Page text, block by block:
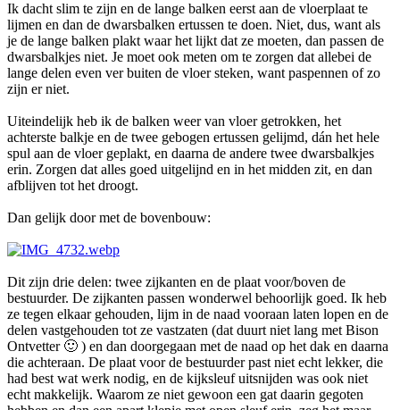
Ik dacht slim te zijn en de lange balken eerst aan de vloerplaat te
lijmen en dan de dwarsbalken ertussen te doen. Niet, dus, want als
je de lange balken plakt waar het lijkt dat ze moeten, dan passen de
dwarsbalkjes niet. Je moet ook meten om te zorgen dat allebei de
lange delen even ver buiten de vloer steken, want paspennen of zo
zijn er niet.
Uiteindelijk heb ik de balken weer van vloer getrokken, het
achterste balkje en de twee gebogen ertussen gelijmd, dán het hele
spul aan de vloer geplakt, en daarna de andere twee dwarsbalkjes
erin. Zorgen dat alles goed uitgelijnd en in het midden zit, en dan
afblijven tot het droogt.
Dan gelijk door met de bovenbouw:
Dit zijn drie delen: twee zijkanten en de plaat voor/boven de
bestuurder. De zijkanten passen wonderwel behoorlijk goed. Ik heb
ze tegen elkaar gehouden, lijm in de naad vooraan laten lopen en de
delen vastgehouden tot ze vastzaten (dat duurt niet lang met Bison
Ontvetter 🙂 ) en dan doorgegaan met de naad op het dak en daarna
die achteraan. De plaat voor de bestuurder past niet echt lekker, die
had best wat werk nodig, en de kijksleuf uitsnijden was ook niet
echt makkelijk. Waarom ze niet gewoon een gat daarin gegoten